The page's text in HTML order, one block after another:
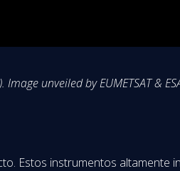
unveiled by EUMETSAT &
Estos instrumentos altamente